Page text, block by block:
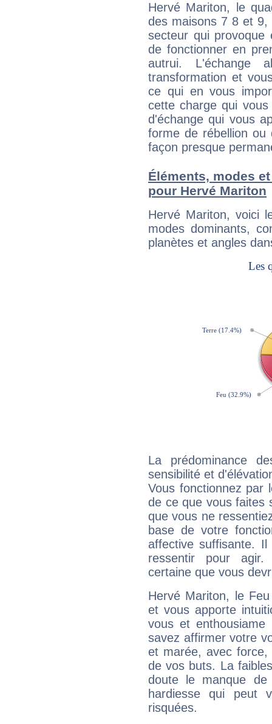
Hervé Mariton, le
des maisons 7 8 et
secteur qui provoque
de fonctionner en
autrui. L'échange
transformation et
ce qui en vous
cette charge qui
d'échange qui vous
forme de rébellion ou
façon presque
Éléments, modes
pour Hervé Mariton
Hervé Mariton, voici
modes dominants,
planètes et angles
La prédominance
sensibilité et
Vous fonctionnez
de ce que vous faites
que vous ne
base de votre
affective suffisante.
ressentir pour agir.
certaine que vous
Hervé Mariton, le
et vous apporte
vous et
savez affirmer votre
et marée, avec
de vos buts. La
doute le manque
hardiesse qui peut
risquées.